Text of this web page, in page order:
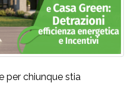
per chiunque stia